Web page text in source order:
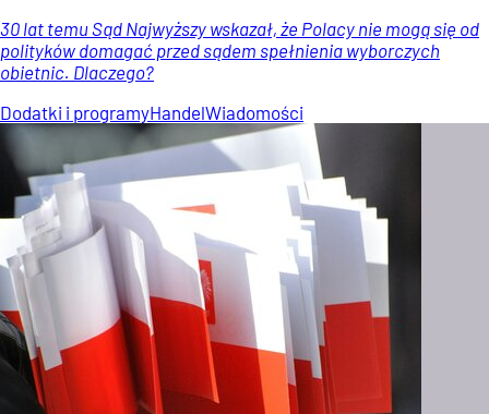
30 lat temu Sąd Najwyższy wskazał, że Polacy nie mogą się od
polityków domagać przed sądem spełnienia wyborczych
obietnic. Dlaczego?
Dodatki i programyHandelWiadomości